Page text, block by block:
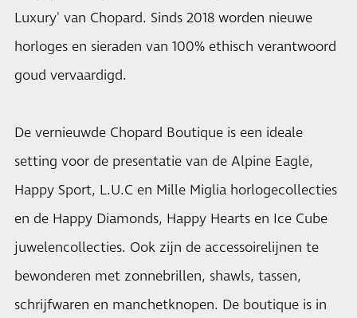
Luxury' van Chopard. Sinds 2018 worden nieuwe
horloges en sieraden van 100% ethisch verantwoord
goud vervaardigd.
De vernieuwde Chopard Boutique is een ideale
setting voor de presentatie van de Alpine Eagle,
Happy Sport, L.U.C en Mille Miglia horlogecollecties
en de Happy Diamonds, Happy Hearts en Ice Cube
juwelencollecties. Ook zijn de accessoirelijnen te
bewonderen met zonnebrillen, shawls, tassen,
schrijfwaren en manchetknopen. De boutique is in